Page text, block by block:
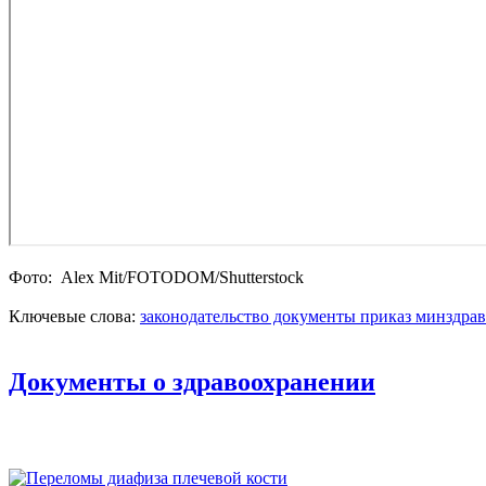
Фото: Alex Mit/FOTODOM/Shutterstoсk
Ключевые слова: законодательство документы приказ минздрав
Документы о здравоохранении